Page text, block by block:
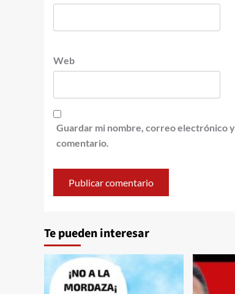
Web
Guardar mi nombre, correo electrónico
comentario.
Te pueden interesar